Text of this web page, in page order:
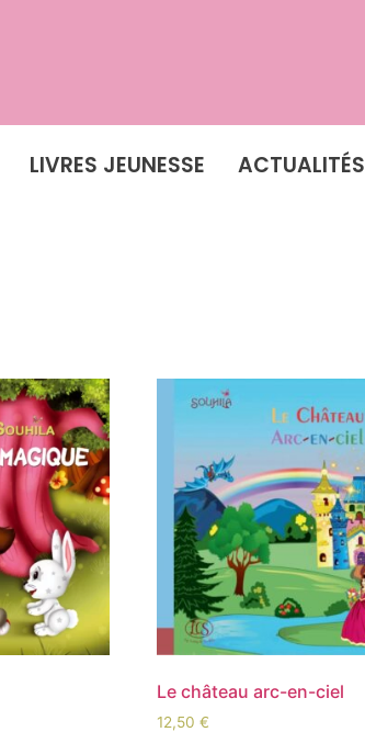
LIVRES JEUNESSE ACTUALITÉS
Le château arc-en-ciel
12,50€